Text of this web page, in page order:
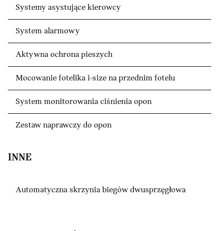
Systemy asystujące kierowcy
System alarmowy
Aktywna ochrona pieszych
Mocowanie fotelika i-size na przednim fotelu
System monitorowania ciśnienia opon
Zestaw naprawczy do opon
INNE
Automatyczna skrzynia biegów dwusprzęgłowa